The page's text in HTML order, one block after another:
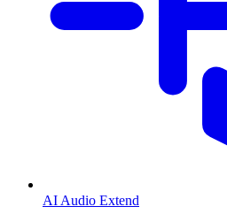
AI Audio Extend